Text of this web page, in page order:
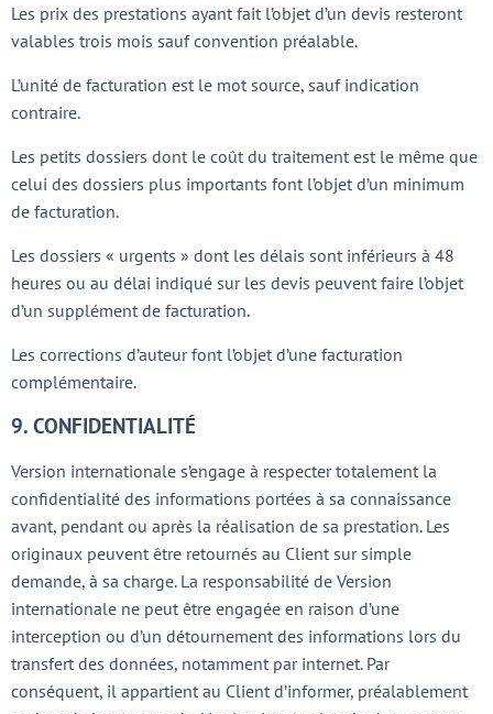
Les prix des prestations ayant fait l’objet d’un devis resteront
valables trois mois sauf convention préalable.
L’unité de facturation est le mot source, sauf indication
contraire.
Les petits dossiers dont le coût du traitement est le même que
celui des dossiers plus importants font l’objet d’un minimum
de facturation.
Les dossiers « urgents » dont les délais sont inférieurs à 48
heures ou au délai indiqué sur les devis peuvent faire l’objet
d’un supplément de facturation.
Les corrections d’auteur font l’objet d’une facturation
complémentaire.
9. CONFIDENTIALITÉ
Version internationale s’engage à respecter totalement la
confidentialité des informations portées à sa connaissance
avant, pendant ou après la réalisation de sa prestation. Les
originaux peuvent être retournés au Client sur simple
demande, à sa charge. La responsabilité de Version
internationale ne peut être engagée en raison d’une
interception ou d’un détournement des informations lors du
transfert des données, notamment par internet. Par
conséquent, il appartient au Client d’informer, préalablement